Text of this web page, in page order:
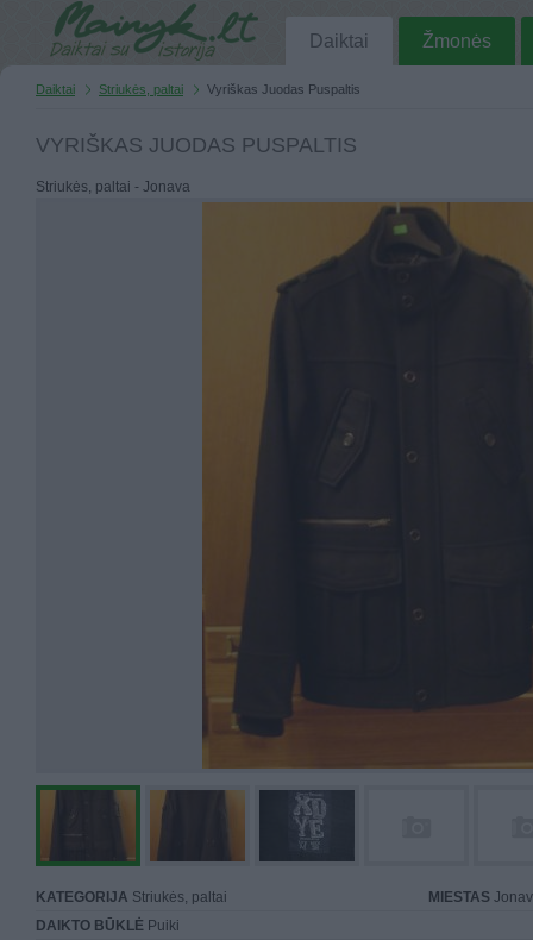
Daiktai Žmonės
Daiktai Striukės, paltai Vyriškas Juodas Puspaltis
VYRIŠKAS JUODAS PUSPALTIS
Striukės, paltai - Jonava
KATEGORIJA Striukės, paltai MIESTAS
DAIKTO BŪKLĖ Puiki